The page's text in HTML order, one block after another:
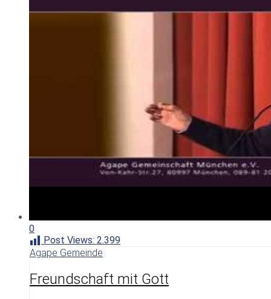
0
Post Views: 2.399
Agape Gemeinde
Freundschaft mit Gott